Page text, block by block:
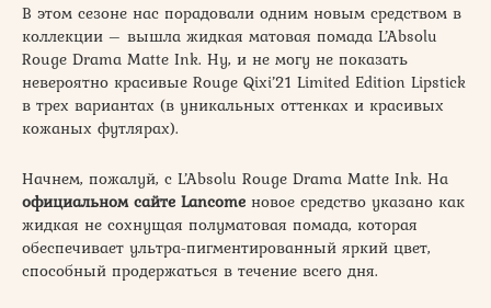
В этом сезоне нас порадовали одним новым средством в
коллекции – вышла жидкая матовая помада L’Absolu
Rouge Drama Matte Ink. Ну, и не могу не показать
невероятно красивые Rouge Qixi’21 Limited Edition Lipstick
в трех вариантах (в уникальных оттенках и красивых
кожаных футлярах).
Начнем, пожалуй, с L’Absolu Rouge Drama Matte Ink. На
официальном сайте Lancome новое средство указано как
жидкая не сохнущая полуматовая помада, которая
обеспечивает ультра-пигментированный яркий цвет,
способный продержаться в течение всего дня.